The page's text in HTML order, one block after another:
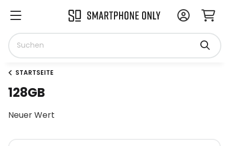
STARTSEITE
128GB
Neuer Wert